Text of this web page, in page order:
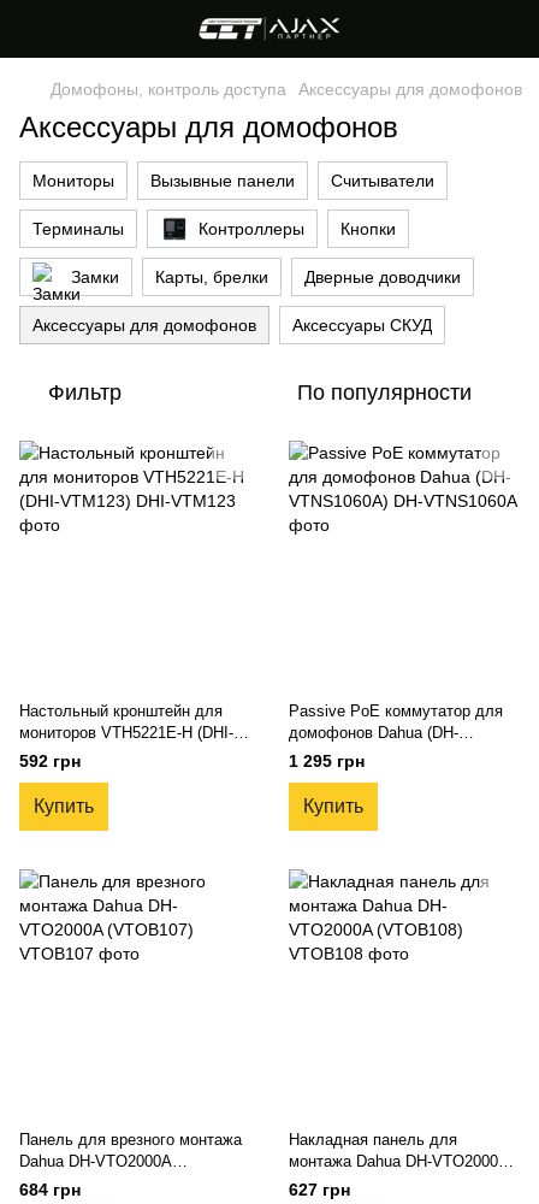
Домофоны, контроль доступа Аксессуары для домофонов
Аксессуары для домофонов
Мониторы Вызывные панели Считыватели
Терминалы Контроллеры Кнопки
Замки Карты, брелки Дверные доводчики
Аксессуары для домофонов Аксессуары СКУД
Фильтр По популярности
Настольный кронштейн для
мониторов VTH5221E-H (DHI-
VTM123)
592 грн
Купить
Passive PoE коммутатор для
домофонов Dahua (DH-
VTNS1060A)
1 295 грн
Купить
Панель для врезного монтажа
Dahua DH-VTO2000A
(VTOB107)
684 грн
Накладная панель для
монтажа Dahua DH-VTO2000A
(VTOB108)
627 грн